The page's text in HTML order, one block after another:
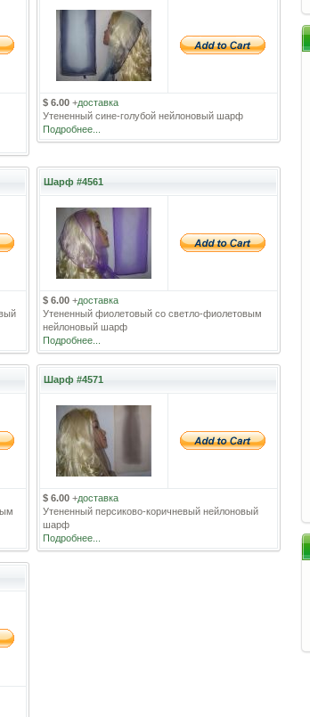
$ 6.00 +доставка
Утененный сине-голубой нейлоновый шарф
Подробнее...
Шарф #4561
$ 6.00 +доставка
Утененный фиолетовый со светло-фиолетовым
нейлоновый шарф
Подробнее...
Шарф #4571
$ 6.00 +доставка
Утененный персиково-коричневый нейлоновый
шарф
Подробнее...